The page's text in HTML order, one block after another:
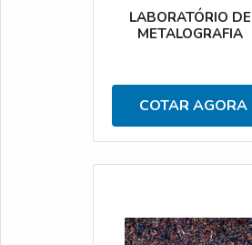
LABORATÓRIO DE
METALOGRAFIA
COTAR AGORA